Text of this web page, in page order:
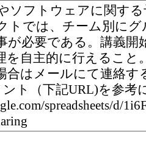
ソフトウェアに関す
トでは、チーム別に
が必要である。講義開
を自主的に行えること
合はメールにて連絡す
ト（下記URL)を参考
spreadsheets/d/